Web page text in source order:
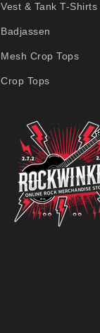
Vest & Tank T-Shirts
Badjassen
Mesh Crop Tops
Crop Tops